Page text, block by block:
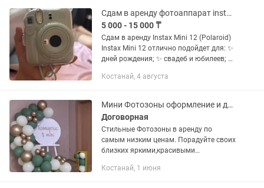
участках,...
Сдам в аренду фотоаппарат instax mini 12
5 000 - 15 000 ₸
Сдам в аренду Instax Mini 12 (Polaroid)
Instax Mini 12 отлично подойдет для: ✨
дней рождения; ✨ свадеб и юбилеев; ✨
свиданий и прогулок; ✨ фотозон и...
Костанай, 4 августа
Мини Фотозоны оформление и доставка
Договорная
Стильные Фотозоны в аренду по
самым низким ценам. Порадуйте своих
близких яркими,красивыми
Сделайте приятно близким с нами!
Костанай, 1 июня